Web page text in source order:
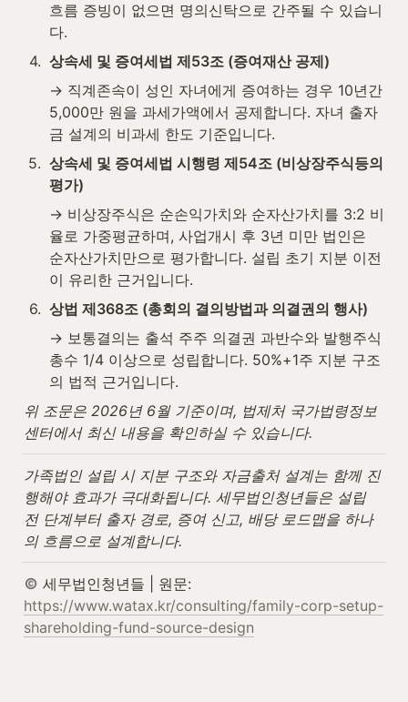
흐름 증빙이 없으면 명의신탁으로 간주될 수 있습니
다.
4. 상속세 및 증여세법 제53조 (증여재산 공제)
→ 직계존속이 성인 자녀에게 증여하는 경우 10년간
5,000만 원을 과세가액에서 공제합니다. 자녀 출자
금 설계의 비과세 한도 기준입니다.
5. 상속세 및 증여세법 시행령 제54조 (비상장주식등의
평가)
→ 비상장주식은 순손익가치와 순자산가치를 3:2 비
율로 가중평균하며, 사업개시 후 3년 미만 법인은
순자산가치만으로 평가합니다. 설립 초기 지분 이전
이 유리한 근거입니다.
6. 상법 제368조 (총회의 결의방법과 의결권의 행사)
→ 보통결의는 출석 주주 의결권 과반수와 발행주식
총수 1/4 이상으로 성립합니다. 50%+1주 지분 구조
의 법적 근거입니다.
위 조문은 2026년 6월 기준이며, 법제처 국가법령정보
센터에서 최신 내용을 확인하실 수 있습니다.
가족법인 설립 시 지분 구조와 자금출처 설계는 함께 진
행해야 효과가 극대화됩니다. 세무법인청년들은 설립
전 단계부터 출자 경로, 증여 신고, 배당 로드맵을 하나
의 흐름으로 설계합니다.
https://www.watax.kr/consulting/family-corp-setup-
shareholding-fund-source-design